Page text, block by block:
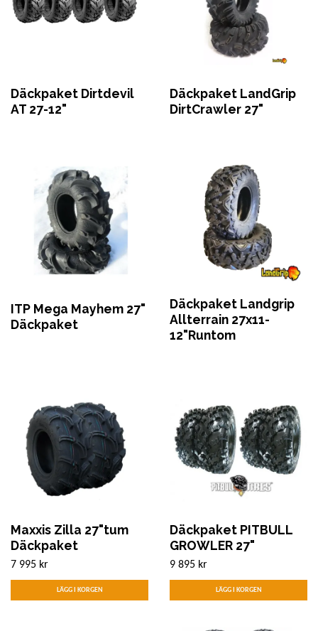
Däckpaket Dirtdevil
AT 27-12"
Däckpaket LandGrip
DirtCrawler 27"
ITP Mega Mayhem 27"
Däckpaket
Däckpaket Landgrip
Allterrain 27x11-
12"Runtom
Maxxis Zilla 27"tum
Däckpaket
7 995 kr
Däckpaket PITBULL
GROWLER 27"
9 895 kr